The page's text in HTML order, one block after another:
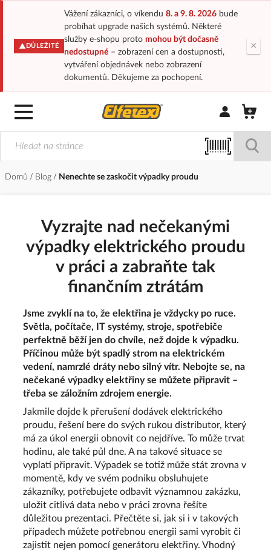
DŮLEŽITÉ
Vážení zákazníci, o víkendu 8. a 9. 8. 2026bude
probíhat upgrade našich systémů. Některé
služby e-shopu proto mohou být dočasně
nedostupné– zobrazení cen a dostupnosti,
vytváření objednávek nebo zobrazení
dokumentů. Děkujeme za pochopení.
×
Přihlásit/
Domů Blog Nenechte se zaskočit výpadky proudu
Vyzrajte nad nečekanými
výpadky elektrického proudu
v práci a zabraňte tak
finančním ztrátám
Jsme zvyklí na to, že elektřina je vždycky po ruce.
Světla, počítače, IT systémy, stroje, spotřebiče
perfektně běží jen do chvíle, než dojde k výpadku.
Příčinou může být spadlý strom na elektrickém
vedení, namrzlé dráty nebo silný vítr. Nebojte se, na
nečekané výpadky elektřiny se můžete připravit –
třeba se záložním zdrojem energie.
Jakmile dojde k přerušení dodávek elektrického
proudu, řešení bere do svých rukou distributor, který
má za úkol energii obnovit co nejdříve. To může trvat
hodinu, ale také půl dne. A na takové situace se
vyplatí připravit. Výpadek se totiž může stát zrovna v
momentě, kdy ve svém podniku obsluhujete
zákazníky, potřebujete odbavit významnou zakázku,
uložit citlivá data nebo v práci zrovna řešíte
důležitou prezentaci. Přečtěte si, jak si i v takových
případech můžete potřebnou energii sami vyrobit či
zajistit nejen pomocí generátoru elektřiny. Vhodný